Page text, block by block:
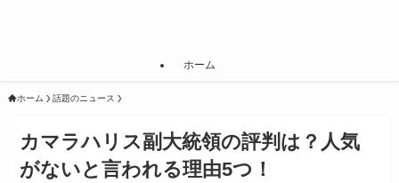
ホーム
ホーム 話題のニュース
カマラハリス副大統領の評判は？人気
がないと言われる理由5つ！